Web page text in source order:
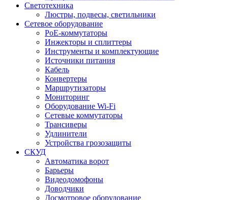
Светотехника
Люстры, подвесы, светильники
Сетевое оборудование
PoE-коммутаторы
Инжекторы и сплиттеры
Инструменты и комплектующие
Источники питания
Кабель
Конвертеры
Маршрутизаторы
Мониторинг
Оборудование Wi-Fi
Сетевые коммутаторы
Трансиверы
Удлинители
Устройства грозозащиты
СКУД
Автоматика ворот
Барьеры
Видеодомофоны
Доводчики
Досмотровое оборудование